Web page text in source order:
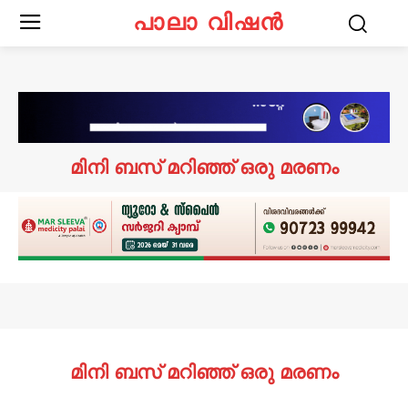
പാലാ വിഷൻ
മിനി ബസ് മറിഞ്ഞ് ഒരു മരണം
മിനി ബസ് മറിഞ്ഞ് ഒരു മരണം